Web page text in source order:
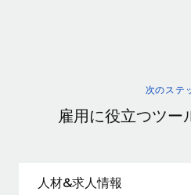
次のステ
雇用に役立つツー
人材&求人情報